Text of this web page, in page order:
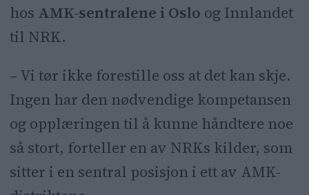
hos AMK-sentralene i Oslo og Innlandet
til NRK.
– Vi tør ikke forestille oss at det kan skje.
Ingen har den nødvendige kompetansen
og opplæringen til å kunne håndtere noe
så stort, forteller en av NRKs kilder, som
sitter i en sentral posisjon i ett av AMK-